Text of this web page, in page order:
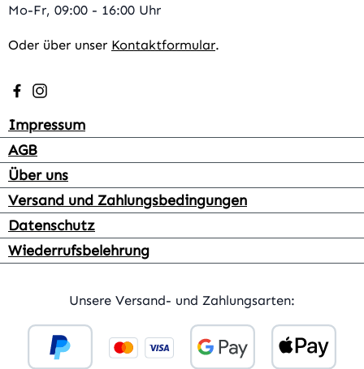
Mo-Fr, 09:00 - 16:00 Uhr
Oder über unser Kontaktformular.
Besuche uns auf Facebook – öffnet in neuem Tab
Schau auf Instagram vorbei – öffnet in neuem Tab
Impressum
AGB
Über uns
Versand und Zahlungsbedingungen
Datenschutz
Wiederrufsbelehrung
Unsere Versand- und Zahlungsarten: